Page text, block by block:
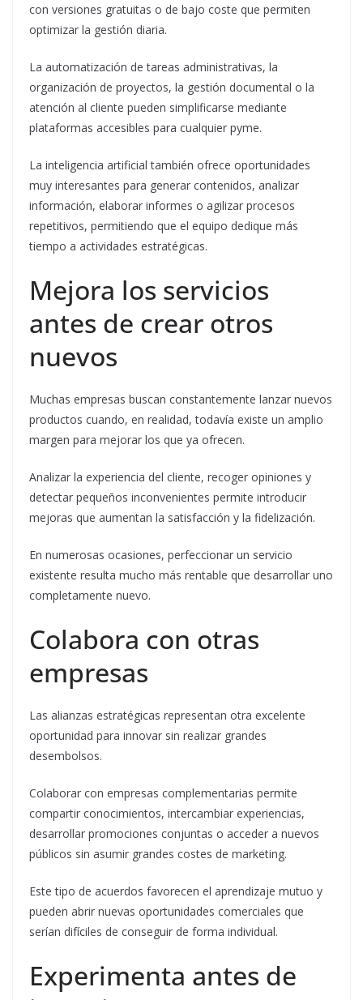
con versiones gratuitas o de bajo coste que permiten
optimizar la gestión diaria.
La automatización de tareas administrativas, la
organización de proyectos, la gestión documental o la
atención al cliente pueden simplificarse mediante
plataformas accesibles para cualquier pyme.
La inteligencia artificial también ofrece oportunidades
muy interesantes para generar contenidos, analizar
información, elaborar informes o agilizar procesos
repetitivos, permitiendo que el equipo dedique más
tiempo a actividades estratégicas.
Mejora los servicios
antes de crear otros
nuevos
Muchas empresas buscan constantemente lanzar nuevos
productos cuando, en realidad, todavía existe un amplio
margen para mejorar los que ya ofrecen.
Analizar la experiencia del cliente, recoger opiniones y
detectar pequeños inconvenientes permite introducir
mejoras que aumentan la satisfacción y la fidelización.
En numerosas ocasiones, perfeccionar un servicio
existente resulta mucho más rentable que desarrollar uno
completamente nuevo.
Colabora con otras
empresas
Las alianzas estratégicas representan otra excelente
oportunidad para innovar sin realizar grandes
desembolsos.
Colaborar con empresas complementarias permite
compartir conocimientos, intercambiar experiencias,
desarrollar promociones conjuntas o acceder a nuevos
públicos sin asumir grandes costes de marketing.
Este tipo de acuerdos favorecen el aprendizaje mutuo y
pueden abrir nuevas oportunidades comerciales que
serían difíciles de conseguir de forma individual.
Experimenta antes de